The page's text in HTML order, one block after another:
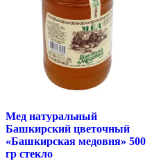
Мед натуральный
Башкирский цветочный
«Башкирская медовня» 500
гр стекло